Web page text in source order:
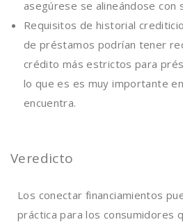
asegúrese se alineándose con
Requisitos de historial
de préstamos podrían tener
crédito más estrictos para
lo que es es muy importante
encuentra.
Veredicto
Los conectar financiamientos
práctica para los consumidores